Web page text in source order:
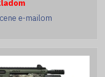
e-mailom